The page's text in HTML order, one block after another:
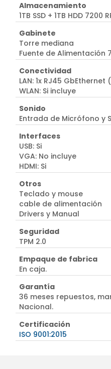
Almacenamiento
1TB SSD + 1TB HDD 7200
Gabinete
Torre mediana
Fuente de Alimentación
Conectividad
LAN: 1x RJ45 GbEthernet
WLAN: Si incluye
Sonido
Entrada de Micrófono y
Interfaces
USB: Si
VGA: No incluye
HDMI: Si
Otros
Teclado y mouse
cable de alimentación
Drivers y Manual
Seguridad
TPM 2.0
Empaque de fabrica
En caja.
Garantía
36 meses repuestos,
Nacional.
Certificación
ISO 9001:2015